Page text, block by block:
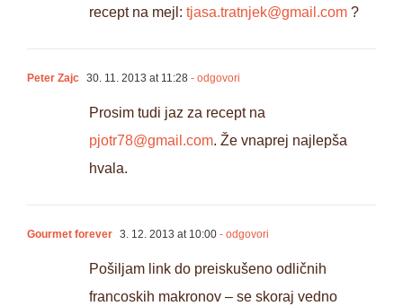
recept na mejl: tjasa.tratnjek@gmail.com ?
Peter Zajc 30. 11. 2013 at 11:28 - odgovori
Prosim tudi jaz za recept na
pjotr78@gmail.com. Že vnaprej najlepša
hvala.
Gourmet forever 3. 12. 2013 at 10:00 - odgovori
Pošiljam link do preiskušeno odličnih
francoskih makronov – se skoraj vedno